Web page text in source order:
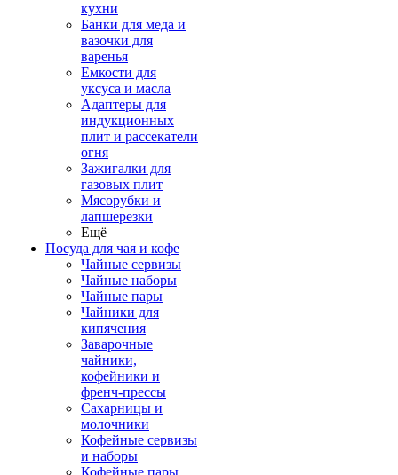
кухни
Банки для меда и
вазочки для
варенья
Емкости для
уксуса и масла
Адаптеры для
индукционных
плит и рассекатели
огня
Зажигалки для
газовых плит
Мясорубки и
лапшерезки
Ещё
Посуда для чая и кофе
Чайные сервизы
Чайные наборы
Чайные пары
Чайники для
кипячения
Заварочные
чайники,
кофейники и
френч-прессы
Сахарницы и
молочники
Кофейные сервизы
и наборы
Кофейные пары